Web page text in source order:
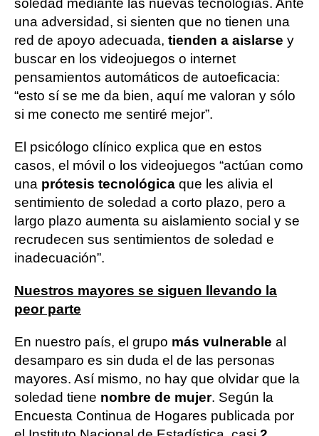
soledad mediante las nuevas tecnologías. Ante
una adversidad, si sienten que no tienen una
red de apoyo adecuada, tienden a aislarse y
buscar en los videojuegos o internet
pensamientos automáticos de autoeficacia:
“esto sí se me da bien, aquí me valoran y sólo
si me conecto me sentiré mejor”.
El psicólogo clínico explica que en estos
casos, el móvil o los videojuegos “actúan como
una prótesis tecnológica que les alivia el
sentimiento de soledad a corto plazo, pero a
largo plazo aumenta su aislamiento social y se
recrudecen sus sentimientos de soledad e
inadecuación”.
Nuestros mayores se siguen llevando la
peor parte
En nuestro país, el grupo más vulnerable al
desamparo es sin duda el de las personas
mayores. Así mismo, no hay que olvidar que la
soledad tiene nombre de mujer. Según la
Encuesta Continua de Hogares publicada por